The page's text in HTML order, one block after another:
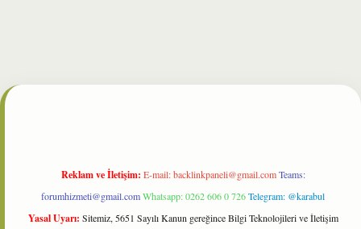
Reklam ve İletişim: E-mail:backlinkpaneli@gmail.com Teams:
forumhizmeti@gmail.comWhatsapp: 0262 606 0 726Telegram: @karabul
Yasal Uyarı: Sitemiz, 5651 Sayılı Kanun gereğince Bilgi Teknolojileri ve İletişim